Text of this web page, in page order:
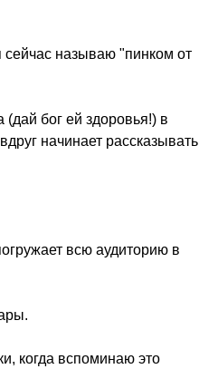
сейчас называю "пинком от
бог ей здоровья!) в
начинает рассказывать
всю аудиторию в
когда вспоминаю это